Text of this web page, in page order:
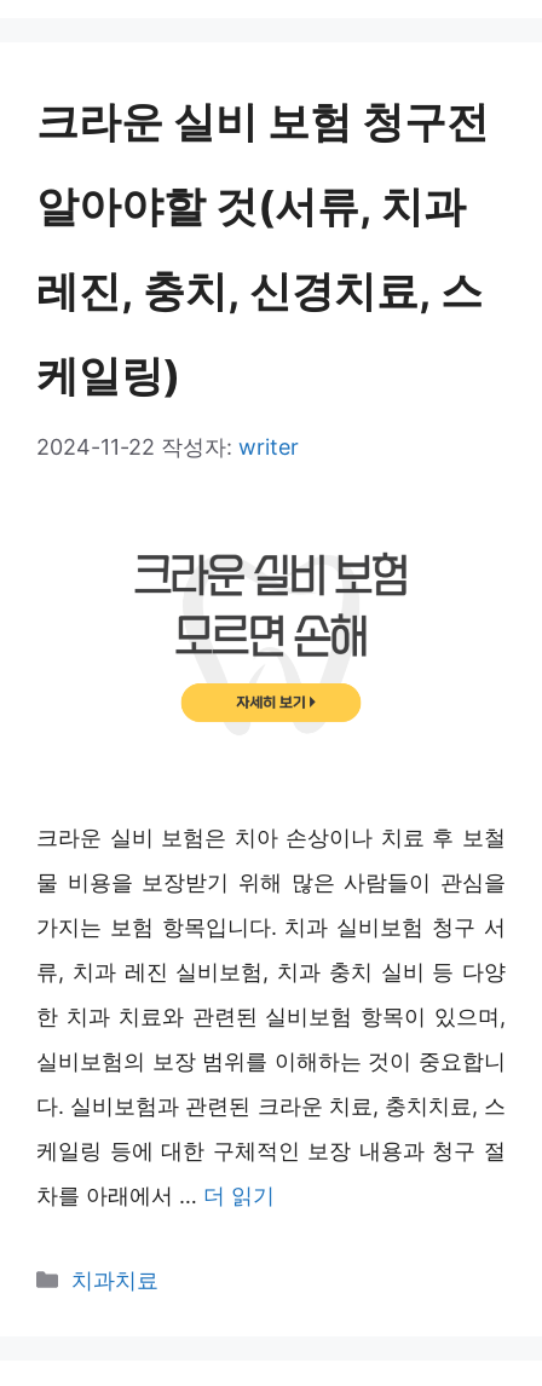
크라운 실비 보험 청구전
알아야할 것(서류, 치과
레진, 충치, 신경치료, 스
케일링)
2024-11-22 작성자: writer
크라운 실비 보험은 치아 손상이나 치료 후 보철
물 비용을 보장받기 위해 많은 사람들이 관심을
가지는 보험 항목입니다. 치과 실비보험 청구 서
류, 치과 레진 실비보험, 치과 충치 실비 등 다양
한 치과 치료와 관련된 실비보험 항목이 있으며,
실비보험의 보장 범위를 이해하는 것이 중요합니
다. 실비보험과 관련된 크라운 치료, 충치치료, 스
케일링 등에 대한 구체적인 보장 내용과 청구 절
차를 아래에서 … 더 읽기
카
치과치료